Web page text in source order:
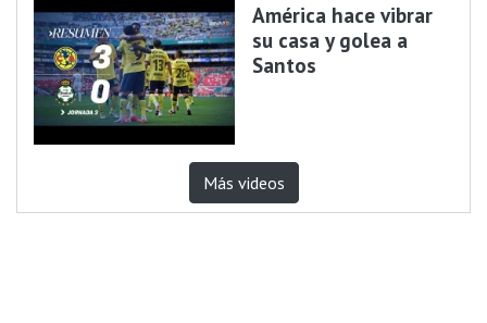
América hace vibrar
su casa y golea a
Santos
Más videos